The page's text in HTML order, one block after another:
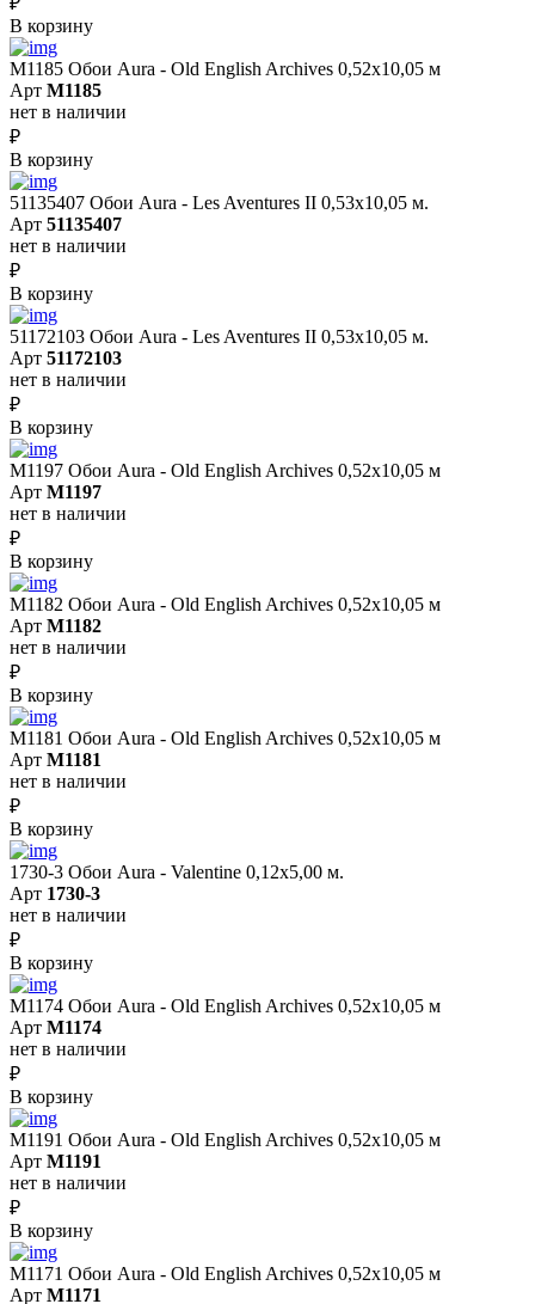
В корзину
M1185 Обои Aura - Old English Archives 0,52x10,05 м
Арт M1185
нет в наличии
₽
В корзину
51135407 Обои Aura - Les Aventures II 0,53х10,05 м.
Арт 51135407
нет в наличии
₽
В корзину
51172103 Обои Aura - Les Aventures II 0,53х10,05 м.
Арт 51172103
нет в наличии
₽
В корзину
M1197 Обои Aura - Old English Archives 0,52x10,05 м
Арт M1197
нет в наличии
₽
В корзину
M1182 Обои Aura - Old English Archives 0,52x10,05 м
Арт M1182
нет в наличии
₽
В корзину
M1181 Обои Aura - Old English Archives 0,52x10,05 м
Арт M1181
нет в наличии
₽
В корзину
1730-3 Обои Aura - Valentine 0,12х5,00 м.
Арт 1730-3
нет в наличии
₽
В корзину
M1174 Обои Aura - Old English Archives 0,52x10,05 м
Арт M1174
нет в наличии
₽
В корзину
M1191 Обои Aura - Old English Archives 0,52x10,05 м
Арт M1191
нет в наличии
₽
В корзину
M1171 Обои Aura - Old English Archives 0,52x10,05 м
Арт M1171